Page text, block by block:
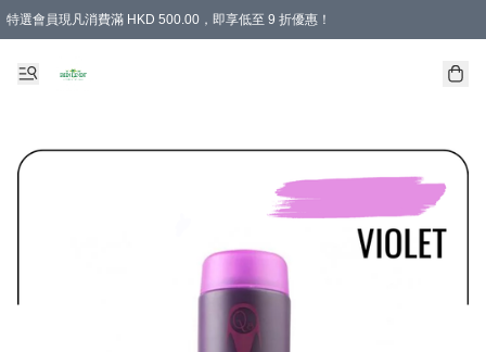
特選會員現凡消費滿 HKD 500.00，即享低至 9 折優惠！